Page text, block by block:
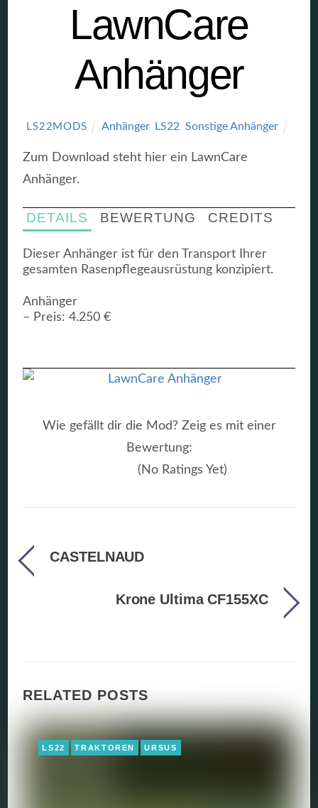
LawnCare
Anhänger
LS22MODS Anhänger, LS22 Sonstige Anhänger
Zum Download steht hier ein LawnCare
Anhänger.
DETAILS BEWERTUNG CREDITS
Dieser Anhänger ist für den Transport Ihrer
gesamten Rasenpflegeausrüstung konzipiert.
Anhänger
– Preis: 4.250 €
Wie gefällt dir die Mod? Zeig es mit einer
Bewertung:
(No Ratings Yet)
CASTELNAUD
Krone Ultima CF155XC
RELATED POSTS
LS22 TRAKTOREN URSUS